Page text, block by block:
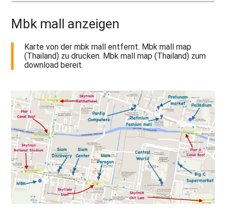
Mbk mall anzeigen
Karte von der mbk mall entfernt. Mbk mall map
(Thailand) zu drucken. Mbk mall map (Thailand) zum
download bereit.